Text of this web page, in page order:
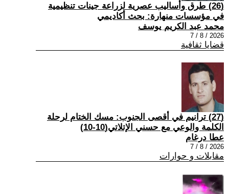
(26) طرق وأساليب عصرية لزراعة جينات تنظيمية
في مؤسسات منهارة: بحث أكاديمي
محمد عبد الكريم يوسف
2026 / 8 / 7
قضايا ثقافية
(27) ترانيم في أقصى الجنوب: مسك الختام لرحلة
الكلمة والوعي مع حسني الإتلاتي(10-10)
عطا درغام
2026 / 8 / 7
مقابلات و حوارات